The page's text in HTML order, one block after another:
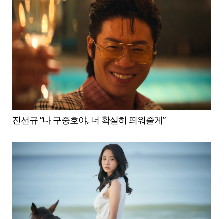
진선규 “나 구중호야, 너 확실히 띄워줄게”